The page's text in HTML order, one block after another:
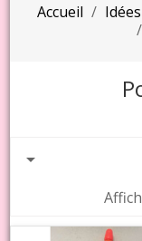
Accueil
